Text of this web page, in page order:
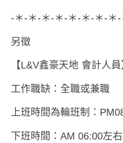
-＊-＊-＊-＊-＊-＊-＊-＊
另徵
【L&V鑫豪天地 會計人員
工作職缺：全職或兼職
上班時間為輪班制：
下班時間：AM 06:00左右